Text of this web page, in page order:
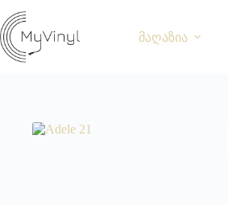
მაღაზია